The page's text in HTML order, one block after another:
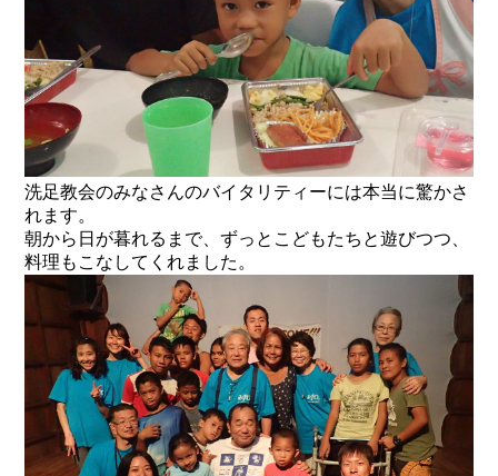
洗足教会のみなさんのバイタリティーには本当に驚かさ
れます。
朝から日が暮れるまで、ずっとこどもたちと遊びつつ、
料理もこなしてくれました。